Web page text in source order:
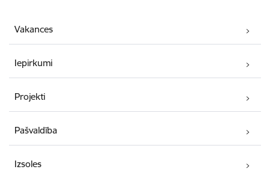
Vakances
Iepirkumi
Projekti
Pašvaldība
Izsoles